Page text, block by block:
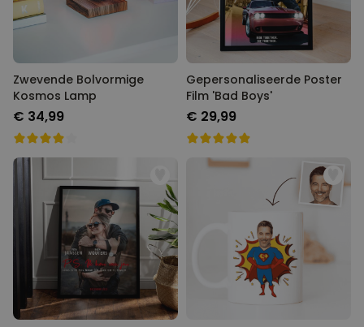
Zwevende Bolvormige
Kosmos Lamp
€ 34,99
Gepersonaliseerde Poster
Film 'Bad Boys'
€ 29,99